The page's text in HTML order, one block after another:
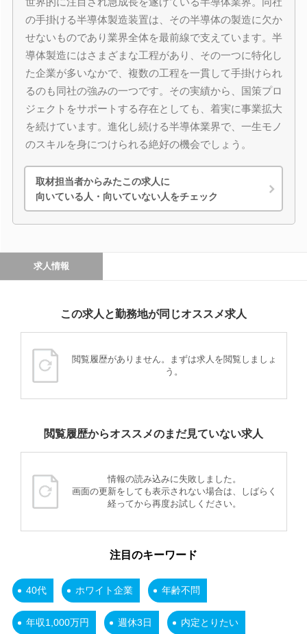
の手掛ける半導体製造装置は、その半導体の製造に欠か
せないものであり業界全体を最前線で支えています。半
導体製造にはさまざまな工程があり、その一つに特化し
た企業が多いなかで、複数の工程を一貫して手掛けられ
るのも同社の強みの一つです。その実績から、国策プロ
ジェクトをサポートする存在としても、着実に事業拡大
を続けています。進化し続ける半導体業界で、一生モノ
のスキルを身につけられる絶好の機会でしょう。
取材担当者からみたこの求人に
向いている人・向いていない人をチェック
求人情報
この求人と勤務地が同じオススメ求人
閲覧履歴がありません。まずは求人を閲覧しましょ
う。
閲覧履歴からオススメのまだ見ていない求人
情報の読み込みに失敗しました。
画面の更新をしても表示されない場合は、しばらく
経ってから再度お試しください。
注目のキーワード
40代 ホワイト企業 年齢不問
年収1,000万円 週休3日 内定とりたい